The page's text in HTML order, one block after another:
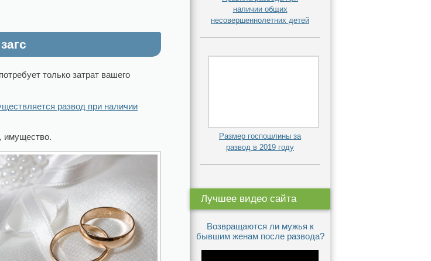
только затрат вашего
развод при наличии
имущество.
наличии общих
несовершеннолетних детей
Размер госпошлины за
развод в 2019 году
Лучшее видео сайта
Возвращаются ли мужья к
бывшим женам после развода?